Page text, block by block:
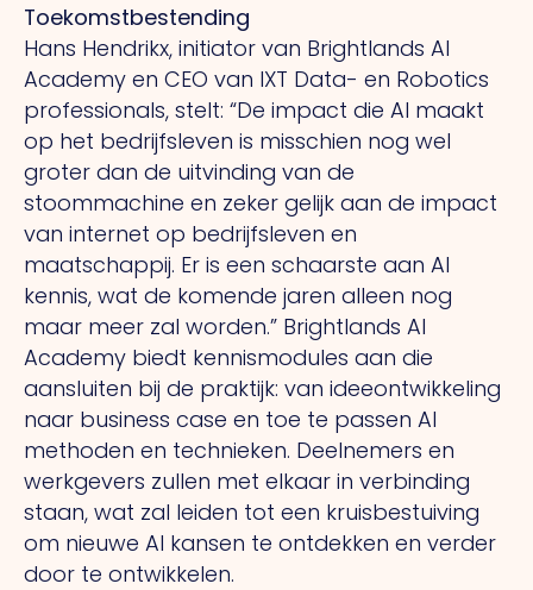
Toekomstbestending
Hans Hendrikx, initiator van Brightlands AI
Academy en CEO van IXT Data- en Robotics
professionals, stelt: “De impact die AI maakt
op het bedrijfsleven is misschien nog wel
groter dan de uitvinding van de
stoommachine en zeker gelijk aan de impact
van internet op bedrijfsleven en
maatschappij. Er is een schaarste aan AI
kennis, wat de komende jaren alleen nog
maar meer zal worden.” Brightlands AI
Academy biedt kennismodules aan die
aansluiten bij de praktijk: van ideeontwikkeling
naar business case en toe te passen AI
methoden en technieken. Deelnemers en
werkgevers zullen met elkaar in verbinding
staan, wat zal leiden tot een kruisbestuiving
om nieuwe AI kansen te ontdekken en verder
door te ontwikkelen.